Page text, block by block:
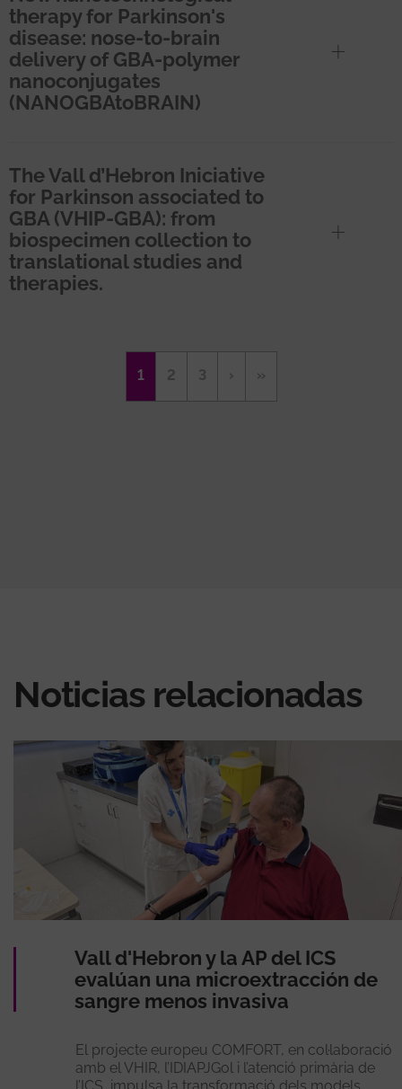
therapy for Parkinson's
disease: nose-to-brain
delivery of GBA-polymer
nanoconjugates
(NANOGBAtoBRAIN)
The Vall d’Hebron Iniciative
for Parkinson associated to
GBA (VHIP-GBA): from
biospecimen collection to
translational studies and
therapies.
Página
1 Página
2 Página
3
Siguiente
›
Última
»
Noticias relacionadas
Vall d'Hebron y la AP del ICS
evalúan una microextracción de
sangre menos invasiva
El projecte europeu COMFORT, en col·laboració
amb el VHIR, l’IDIAPJGol i l’atenció primària de